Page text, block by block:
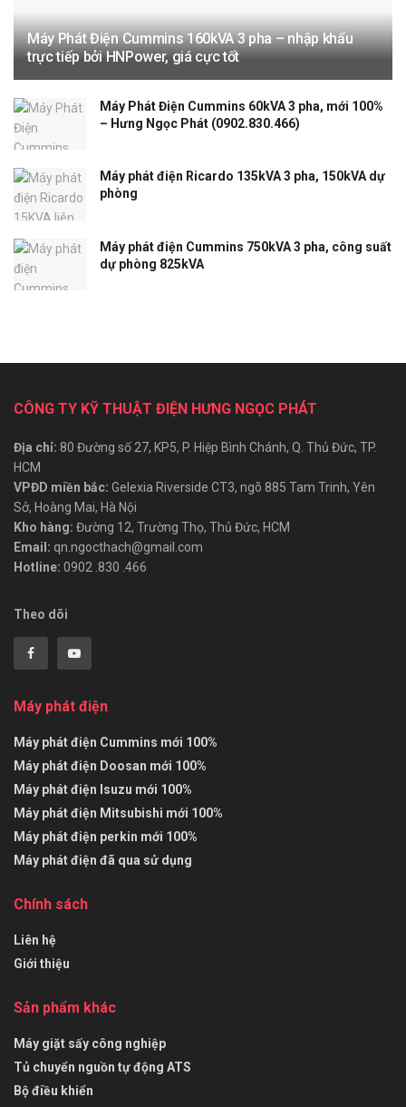
Máy Phát Điện Cummins 160kVA 3 pha – nhập khẩu
trực tiếp bởi HNPower, giá cực tốt
Máy Phát Điện Cummins 60kVA 3 pha, mới 100%
– Hưng Ngọc Phát (0902.830.466)
Máy phát điện Ricardo 135kVA 3 pha, 150kVA dự
phòng
Máy phát điện Cummins 750kVA 3 pha, công suất
dự phòng 825kVA
CÔNG TY KỸ THUẬT ĐIỆN HƯNG NGỌC PHÁT
Địa chỉ: 80 Đường số 27, KP5, P. Hiệp Bình Chánh, Q. Thủ Đức, TP.
HCM
VPĐD miền bắc: Gelexia Riverside CT3, ngõ 885 Tam Trinh, Yên
Sở, Hoàng Mai, Hà Nội
Kho hàng: Đường 12, Trường Thọ, Thủ Đức, HCM
Email: qn.ngocthach@gmail.com
Hotline: 0902 .830 .466
Theo dõi
Máy phát điện
Máy phát điện Cummins mới 100%
Máy phát điện Doosan mới 100%
Máy phát điện Isuzu mới 100%
Máy phát điện Mitsubishi mới 100%
Máy phát điện perkin mới 100%
Máy phát điện đã qua sử dụng
Chính sách
Liên hệ
Giới thiệu
Sản phẩm khác
Máy giặt sấy công nghiệp
Tủ chuyển nguồn tự động ATS
Bộ điều khiển